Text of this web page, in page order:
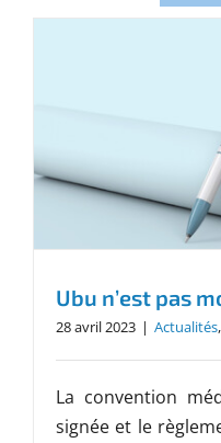
Ubu n’est pas
28 avril 2023 | Actualités,
La convention
signée et le